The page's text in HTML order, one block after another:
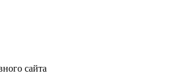
сайта